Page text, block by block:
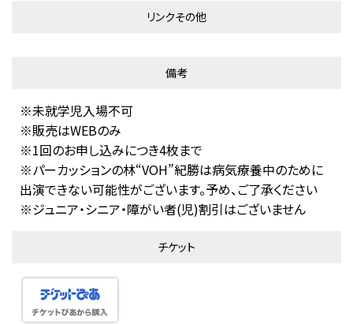
リンクその他
備考
※未就学児入場不可
※販売はWEBのみ
※1回のお申し込みにつき4枚まで
※パーカッションの林“VOH”紀勝は病気療養中のために
出演できない可能性がございます。予め、ご了承ください
※ジュニア・シニア・障がい者(児)割引はございません
チケット